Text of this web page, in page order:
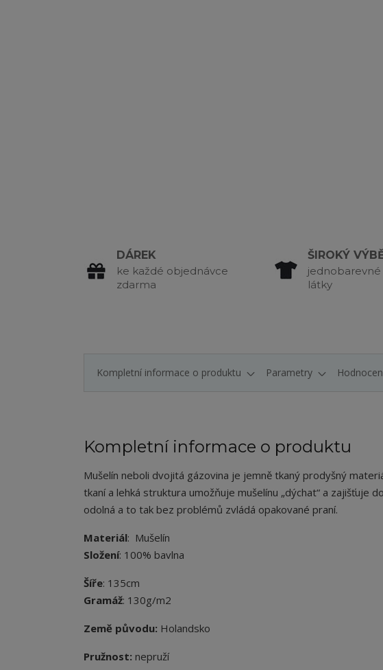
DÁREK
ke každé objednávce
zdarma
ŠIROKÝ
látky
Kompletní informace o produktu Parametry
Kompletní informace o produktu
Mušelín neboli dvojitá gázovina je jemně tkaný prodyšný
tkaní a lehká struktura umožňuje mušelínu „dýchat“ a zajišťuje
odolná a to tak bez problémů zvládá opakované praní.
Materiál: Mušelín
Složení: 100% bavlna
Šíře: 135cm
Gramáž: 130g/m2
Země původu: Holandsko
Pružnost: nepruží